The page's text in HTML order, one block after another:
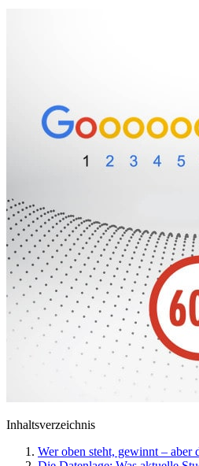
Inhaltsverzeichnis
Wer oben steht, gewinnt – aber